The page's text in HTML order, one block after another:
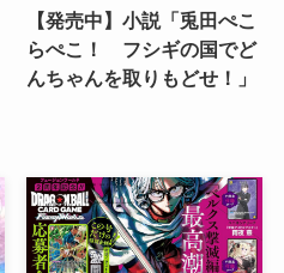
【発売中】小説「兎田ぺこ
らぺこ！ フシギの国でど
んちゃんを取りもどせ！」